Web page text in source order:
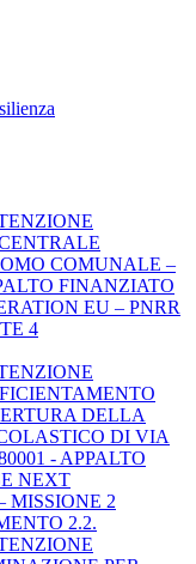
COMUNALE –
FINANZIATO
EU – PNRR
4
DELLA
DI VIA
- APPALTO
NEXT
MISSIONE 2
2.2.